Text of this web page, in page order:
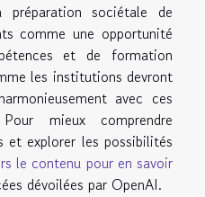
sociétale de
comme une opportunité
et de formation
les institutions devront
avec ces
mieux comprendre
et explorer les possibilités
le contenu pour en savoir
dévoilées par OpenAI.